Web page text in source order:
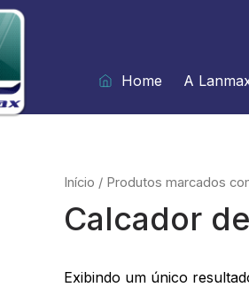
Ir
para
o
conteúdo
Home
A
Início / Produtos marcados
Calcador
Exibindo um único